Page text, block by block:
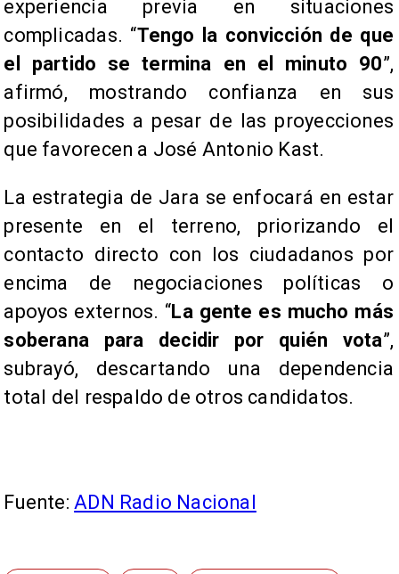
experiencia previa en situaciones
complicadas. “Tengo la convicción de que
el partido se termina en el minuto 90”,
afirmó, mostrando confianza en sus
posibilidades a pesar de las proyecciones
que favorecen a José Antonio Kast.
La estrategia de Jara se enfocará en estar
presente en el terreno, priorizando el
contacto directo con los ciudadanos por
encima de negociaciones políticas o
apoyos externos. “La gente es mucho más
soberana para decidir por quién vota”,
subrayó, descartando una dependencia
total del respaldo de otros candidatos.
Fuente:ADN Radio Nacional